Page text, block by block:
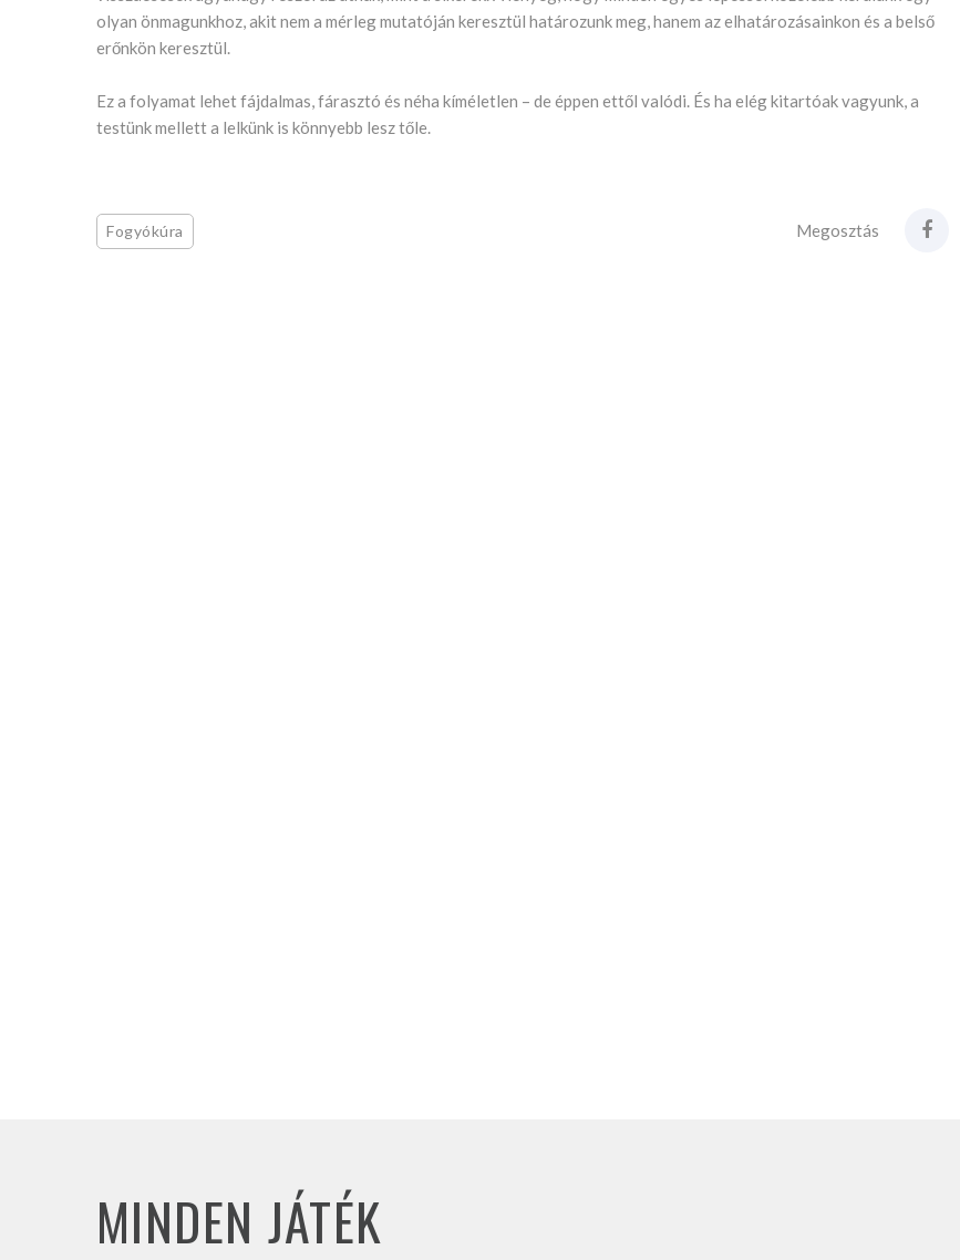
olyan önmagunkhoz, akit nem a mérleg mutatóján keresztül határozunk meg, hanem az elhatározásainkon és a belső
erőnkön keresztül.
Ez a folyamat lehet fájdalmas, fárasztó és néha kíméletlen – de éppen ettől valódi. És ha elég kitartóak vagyunk, a
testünk mellett a lelkünk is könnyebb lesz tőle.
Fogyókúra Megosztás
MINDEN JÁTÉK